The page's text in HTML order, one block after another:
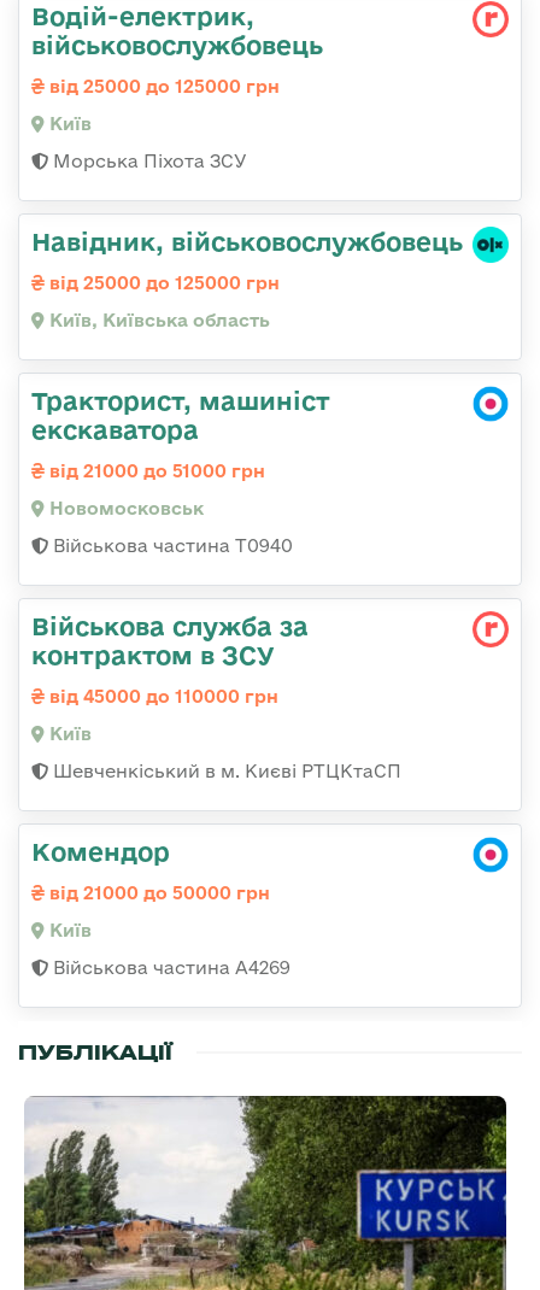
Водій-електрик,
військовослужбовець
від 25000 до 125000 грн
Київ
Морська Піхота ЗСУ
Навідник, військовослужбовець
від 25000 до 125000 грн
Київ, Київська область
Тракторист, машиніст
екскаватора
від 21000 до 51000 грн
Новомосковськ
Військова частина Т0940
Військова служба за
контрактом в ЗСУ
від 45000 до 110000 грн
Київ
Шевченкіський в м. Києві РТЦКтаСП
Комендор
від 21000 до 50000 грн
Київ
Військова частина А4269
ПУБЛІКАЦІЇ